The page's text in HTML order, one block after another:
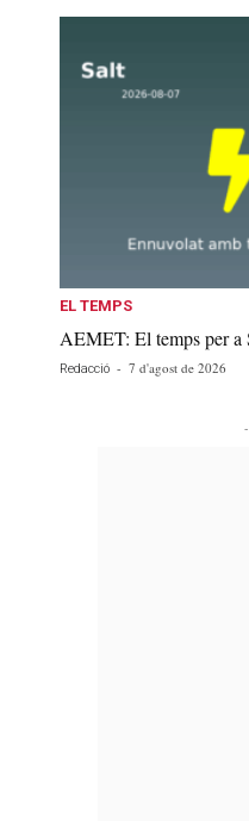
EL TEMPS
AEMET: El temps per a
Redacció - 7 d'agost de 2026